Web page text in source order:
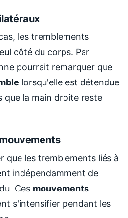
les tremblements
côté du corps. Par
pourrait remarquer que
lorsqu'elle est détendue
que la main droite reste
que les tremblements liés à
indépendamment de
Ces mouvements
s'intensifier pendant les